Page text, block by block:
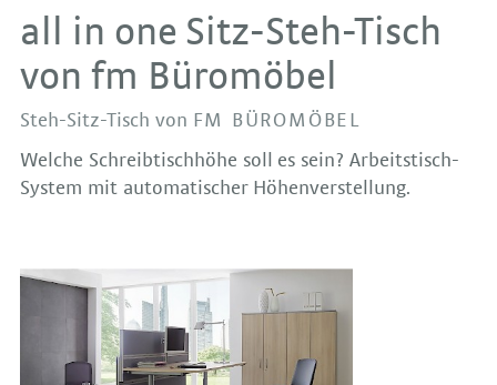
all in one Sitz-Steh-Tisch
von fm Büromöbel
Steh-Sitz-Tisch von FM BÜROMÖBEL
Welche Schreibtischhöhe soll es sein? Arbeitstisch-
System mit automatischer Höhenverstellung.